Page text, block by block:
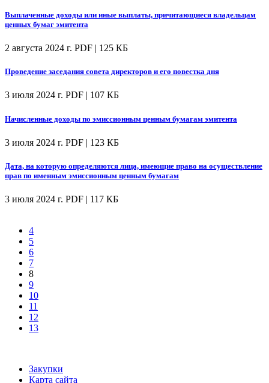
Выплаченные доходы или иные выплаты, причитающиеся владельцам
ценных бумаг эмитента
2 августа 2024 г. PDF | 125 КБ
Проведение заседания совета директоров и его повестка дня
3 июля 2024 г. PDF | 107 КБ
Начисленные доходы по эмиссионным ценным бумагам эмитента
3 июля 2024 г. PDF | 123 КБ
Дата, на которую определяются лица, имеющие право на осуществление
прав по именным эмиссионным ценным бумагам
3 июля 2024 г. PDF | 117 КБ
4
5
6
7
8
9
10
11
12
13
Закупки
Карта сайта